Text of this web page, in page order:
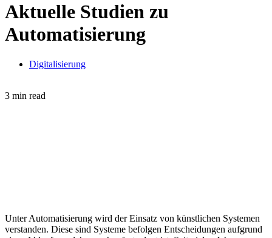
Aktuelle Studien zu
Automatisierung
Digitalisierung
3 min read
Unter Automatisierung wird der Einsatz von künstlichen Systemen
verstanden. Diese sind Systeme befolgen Entscheidungen aufgrund